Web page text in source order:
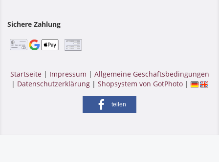
Sichere Zahlung
Startseite | Impressum | Allgemeine Geschäftsbedingungen
| Datenschutzerklärung| Shopsystem von GotPhoto |
teilen